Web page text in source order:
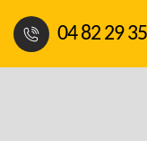
04 82 29